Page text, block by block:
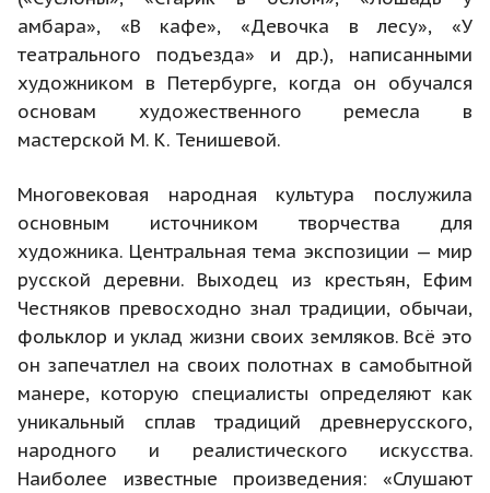
амбара», «В кафе», «Девочка в лесу», «У
театрального подъезда» и др.), написанными
художником в Петербурге, когда он обучался
основам художественного ремесла в
мастерской М. К. Тенишевой.
Многовековая народная культура послужила
основным источником творчества для
художника. Центральная тема экспозиции — мир
русской деревни. Выходец из крестьян, Ефим
Честняков превосходно знал традиции, обычаи,
фольклор и уклад жизни своих земляков. Всё это
он запечатлел на своих полотнах в самобытной
манере, которую специалисты определяют как
уникальный сплав традиций древнерусского,
народного и реалистического искусства.
Наиболее известные произведения: «Слушают